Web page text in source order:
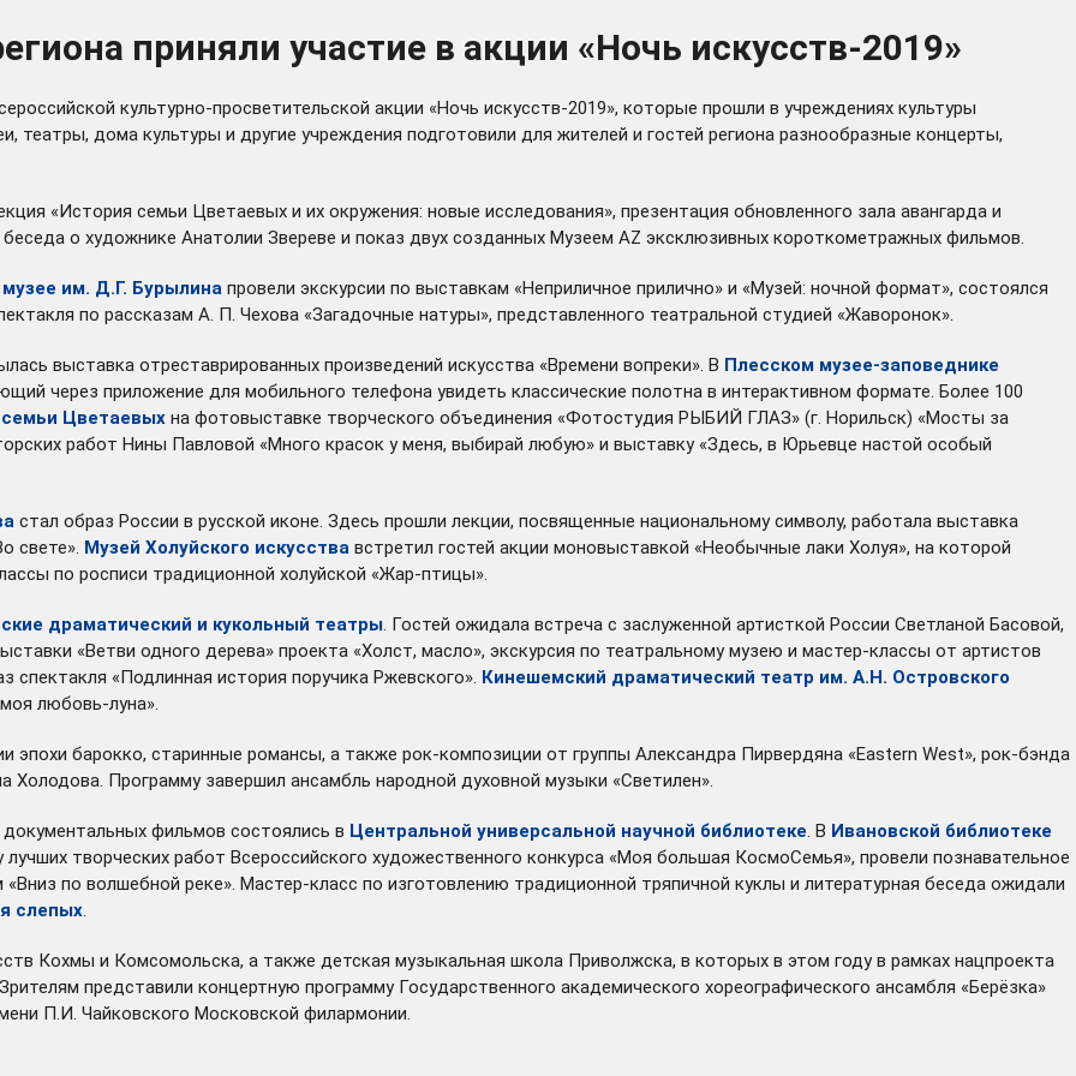
приняли участие в акции «Ночь искусств-2019»
культурно-просветительской акции «Ночь искусств-2019», которые прошли в учреждениях культуры
театры, дома культуры и другие учреждения подготовили для жителей и гостей региона разнообразные концерты,
«История семьи Цветаевых и их окружения: новые исследования», презентация обновленного зала авангарда и
о художнике Анатолии Звереве и показ двух созданных Музеем AZ эксклюзивных короткометражных фильмов.
им. Д.Г. Бурылина провели экскурсии по выставкам «Неприличное прилично» и «Музей: ночной формат», состоялся
по рассказам А. П. Чехова «Загадочные натуры», представленного театральной студией «Жаворонок».
выставка отреставрированных произведений искусства «Времени вопреки». В Плесском музее-заповеднике
через приложение для мобильного телефона увидеть классические полотна в интерактивном формате. Более 100
Цветаевых на фотовыставке творческого объединения «Фотостудия РЫБИЙ ГЛАЗ» (г. Норильск) «Мосты за
работ Нины Павловой «Много красок у меня, выбирай любую» и выставку «Здесь, в Юрьевце настой особый
стал образ России в русской иконе. Здесь прошли лекции, посвященные национальному символу, работала выставка
свете». Музей Холуйского искусства встретил гостей акции моновыставкой «Необычные лаки Холуя», на которой
по росписи традиционной холуйской «Жар-птицы».
драматический и кукольный театры . Гостей ожидала встреча с заслуженной артисткой России Светланой Басовой,
«Ветви одного дерева» проекта «Холст, масло», экскурсия по театральному музею и мастер-классы от артистов
спектакля «Подлинная история поручика Ржевского». Кинешемский драматический театр им. А.Н. Островского
любовь-луна».
эпохи барокко, старинные романсы, а также рок-композиции от группы Александра Пирвердяна «Eastern West», рок-бэнда
Программу завершил ансамбль народной духовной музыки «Светилен».
фильмов состоялись в Центральной универсальной научной библиотеке . В Ивановской библиотеке
творческих работ Всероссийского художественного конкурса «Моя большая КосмоСемья», провели познавательное
по волшебной реке». Мастер-класс по изготовлению традиционной тряпичной куклы и литературная беседа ожидали
слепых
Кохмы и Комсомольска, а также детская музыкальная школа Приволжска, в которых в этом году в рамках нацпроекта
представили концертную программу Государственного академического хореографического ансамбля «Берёзка»
П.И. Чайковского Московской филармонии.